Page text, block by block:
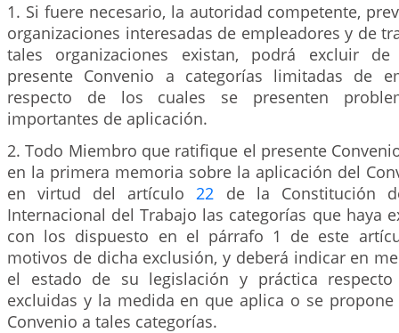
1. Si fuere necesario, la autoridad competente,
organizaciones interesadas de empleadores y de
tales organizaciones existan, podrá excluir
presente Convenio a categorías limitadas de
respecto de los cuales se presenten
importantes de aplicación.
2. Todo Miembro que ratifique el presente
en la primera memoria sobre la aplicación del
en virtud del artículo22 de la Constitución
Internacional del Trabajo las categorías que haya
con los dispuesto en el párrafo 1 de este
motivos de dicha exclusión, y deberá indicar en
el estado de su legislación y práctica
excluidas y la medida en que aplica o se
Convenio a tales categorías.